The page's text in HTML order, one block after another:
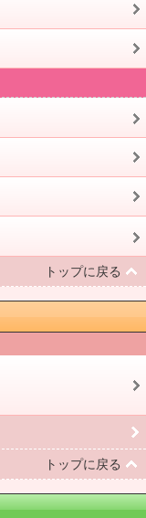
トップに戻る
トップに戻る